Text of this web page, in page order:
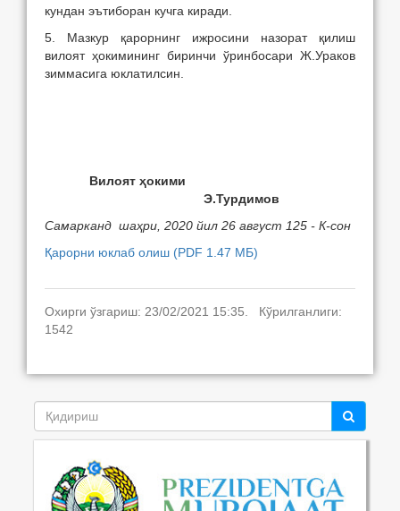
кундан эътиборан кучга киради.
5. Мазкур қарорнинг ижросини назорат қилиш
вилоят ҳокимининг биринчи ўринбосари Ж.Ураков
зиммасига юклатилсин.
Вилоят ҳокими
Э.Турдимов
Самарканд шаҳри, 2020 йил 26 август 125 - К-сон
Қарорни юклаб олиш (PDF 1.47 МБ)
Охирги ўзгариш: 23/02/2021 15:35. Кўрилганлиги:
1542